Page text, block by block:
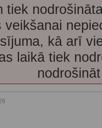
tiek
veikšanai
kā arī
laikā tiek